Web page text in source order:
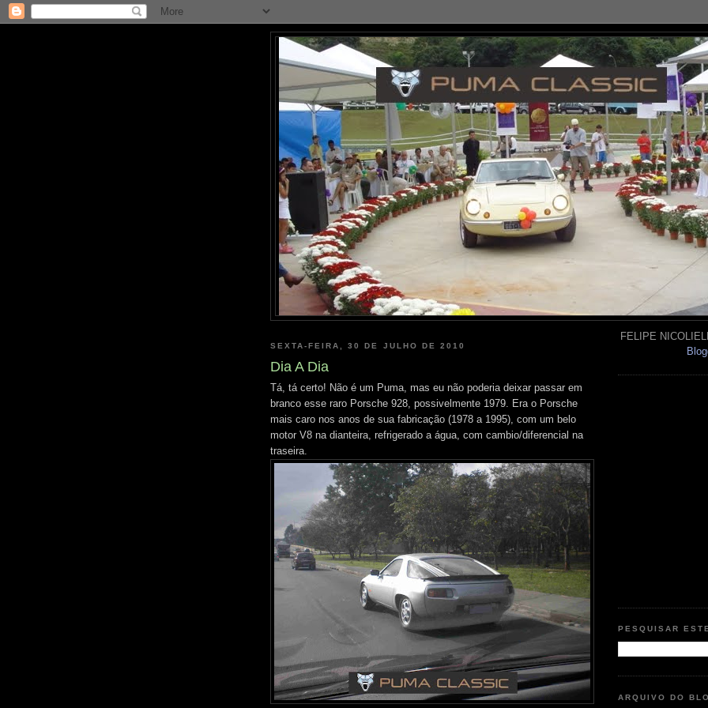
SEXTA-FEIRA, 30 DE JULHO DE 2010
Dia A Dia
Tá, tá certo! Não é um Puma, mas eu não poderia deixar passar em
branco esse raro Porsche 928, possivelmente 1979. Era o Porsche
mais caro nos anos de sua fabricação (1978 a 1995), com um belo
motor V8 na dianteira, refrigerado a água, com cambio/diferencial na
traseira.
FELIPE
PESQUISAR
ARQUIVO DO